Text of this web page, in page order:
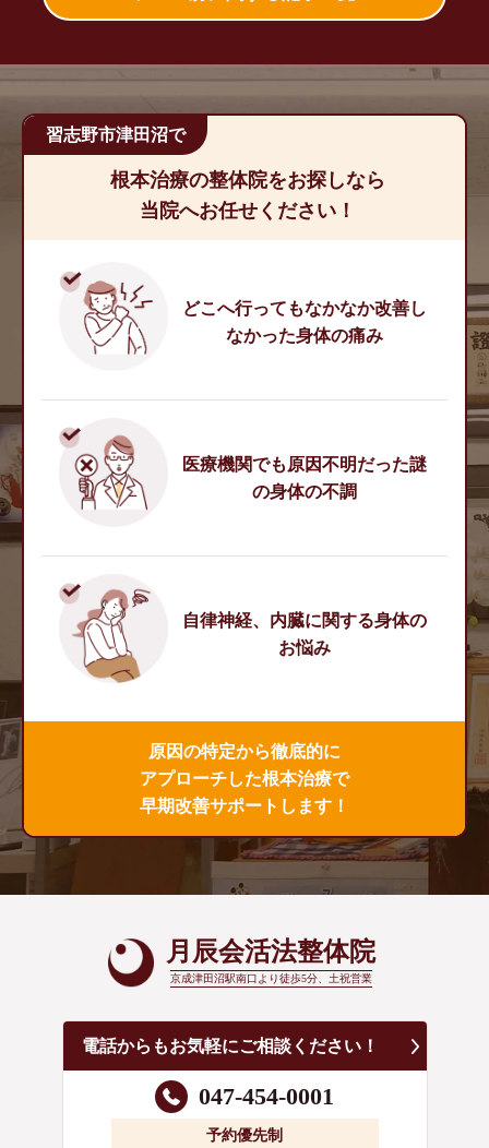
習志野市津田沼で
根本治療の整体院をお探しなら
当院へお任せください！
どこへ行ってもなかなか改善し
なかった身体の痛み
医療機関でも原因不明だった謎
の身体の不調
自律神経、内臓に関する身体の
お悩み
原因の特定から徹底的に
アプローチした根本治療で
早期改善サポートします！
月辰会活法整体院
京成津田沼駅南口より徒歩5分、土祝営業
電話からもお気軽にご相談ください！
047-454-0001
予約優先制